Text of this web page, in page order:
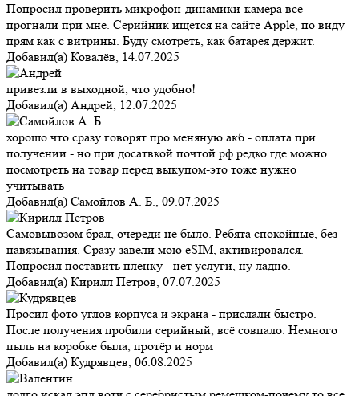
Попросил проверить микрофон-динамики-камера всё
прогнали при мне. Серийник ищется на сайте Apple, по виду
прям как с витрины. Буду смотреть, как батарея держит.
Добавил(а) Ковалёв, 14.07.2025
привезли в выходной, что удобно!
Добавил(а) Андрей, 12.07.2025
хорошо что сразу говорят про меняную акб - оплата при
получении - но при досатвкой почтой рф редко где можно
посмотреть на товар перед выкупом-это тоже нужно
учитывать
Добавил(а) Самойлов А. Б., 09.07.2025
Самовывозом брал, очереди не было. Ребята спокойные, без
навязывания. Сразу завели мою eSIM, активировался.
Попросил поставить пленку - нет услуги, ну ладно.
Добавил(а) Кирилл Петров, 07.07.2025
Просил фото углов корпуса и экрана - прислали быстро.
После получения пробили серийный, всё совпало. Немного
пыль на коробке была, протёр и норм
Добавил(а) Кудрявцев, 06.08.2025